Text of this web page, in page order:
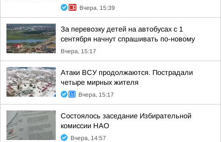
Вчера, 15:39
За перевозку детей на автобусах с 1
сентября начнут спрашивать по-новому
Вчера, 15:17
Атаки ВСУ продолжаются. Пострадали
четыре мирных жителя
Вчера, 15:17
Состоялось заседание Избирательной
комиссии НАО
Вчера, 14:57